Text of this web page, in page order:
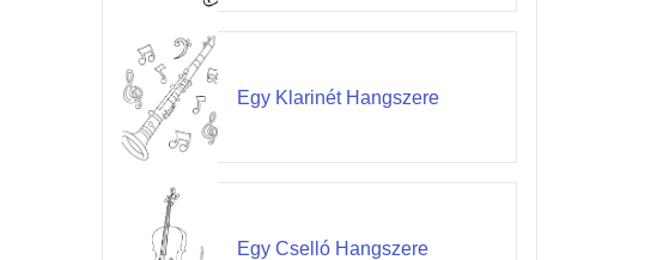
Egy Klarinét Hangszere
Egy Cselló Hangszere